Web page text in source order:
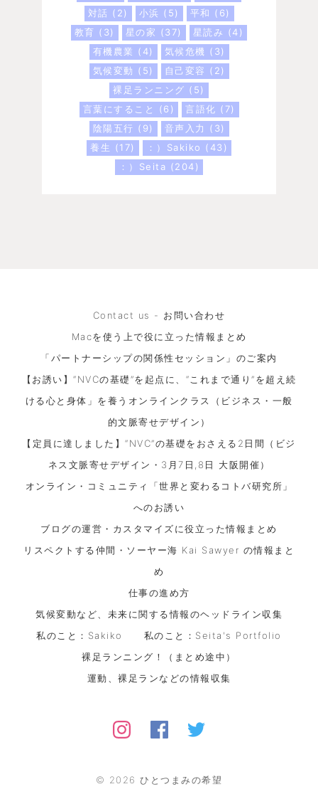
対話 (2) 小浜 (5) 平和 (6)
教育 (3) 星の家 (37) 星読み (4)
有機農業 (4) 気候危機 (3)
気候変動 (5) 自己変容 (2)
裸足ランニング (5)
言葉にすること
(6) 言語化 (7)
陰陽五行 (9) 音声入力
(3)
養生
(17) ：）Sakiko (43)
：）Seita (204)
Contact us - お問い合わせ
Macを使う上で役に立った情報まとめ
「パートナーシップの関係性セッション」のご案内
【お誘い】“NVCの基礎”を起点に、“これまで通り”を超え続
ける心と身体」を養うオンラインクラス（ビジネス・一般
的文脈寄せデザイン）
【定員に達しました】“NVC”の基礎をおさえる2日間（ビジ
ネス文脈寄せデザイン・3月7日,8日 大阪開催）
オンライン・コミュニティ「世界と変わるコトバ研究所」
へのお誘い
ブログの運営・カスタマイズに役立った情報まとめ
リスペクトする仲間・ソーヤー海 Kai Sawyer の情報まと
め
仕事の進め方
気候変動など、未来に関する情報のヘッドライン収集
私のこと：Sakiko
私のこと：Seita's Portfolio
裸足ランニング！（まとめ途中）
運動、裸足ランなどの情報収集
© 2026 ひとつまみの希望